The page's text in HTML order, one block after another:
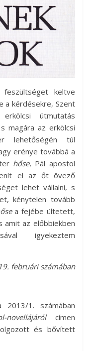
feszültséget keltve
a kérdésekre, Szent
útmutatás
magára az erkölcsi
lehetőségén túl
erénye továbbá a
hőse, Pál apostol
el az őt övező
lehet vállalni, s
kénytelen tovább
a fejébe ültetett,
amit az előbbiekben
igyekeztem
februári számában
2013/1. számában
címen
és bővített